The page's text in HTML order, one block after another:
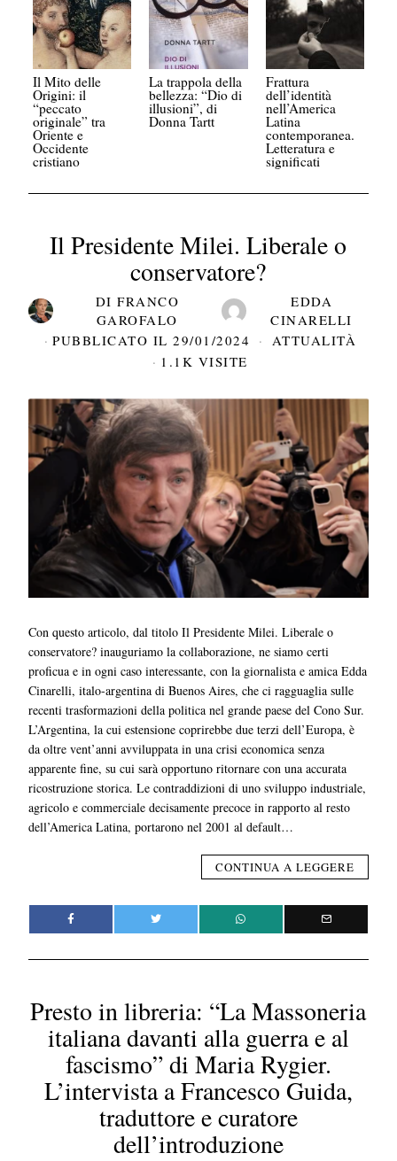
Il Mito delle
Origini: il
“peccato
originale” tra
Oriente e
Occidente
cristiano
La trappola della
bellezza: “Dio di
illusioni”, di
Donna Tartt
Frattura
dell’identità
nell’America
Latina
contemporanea.
Letteratura e
significati
Il Presidente Milei. Liberale o
conservatore?
DIFRANCO
GAROFALO
EDDA
CINARELLI
PUBBLICATO IL 29/01/2024
ATTUALITÀ
1.1K VISITE
Con questo articolo, dal titolo Il Presidente Milei. Liberale o
conservatore? inauguriamo la collaborazione, ne siamo certi
proficua e in ogni caso interessante, con la giornalista e amica Edda
Cinarelli, italo-argentina di Buenos Aires, che ci ragguaglia sulle
recenti trasformazioni della politica nel grande paese del Cono Sur.
L’Argentina, la cui estensione coprirebbe due terzi dell’Europa, è
da oltre vent’anni avviluppata in una crisi economica senza
apparente fine, su cui sarà opportuno ritornare con una accurata
ricostruzione storica. Le contraddizioni di uno sviluppo industriale,
agricolo e commerciale decisamente precoce in rapporto al resto
dell’America Latina, portarono nel 2001 al default…
CONTINUA A LEGGERE
Presto in libreria: “La Massoneria
italiana davanti alla guerra e al
fascismo” di Maria Rygier.
L’intervista a Francesco Guida,
traduttore e curatore
dell’introduzione